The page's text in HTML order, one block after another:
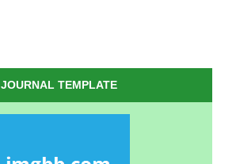
JOURNAL TEMPLATE